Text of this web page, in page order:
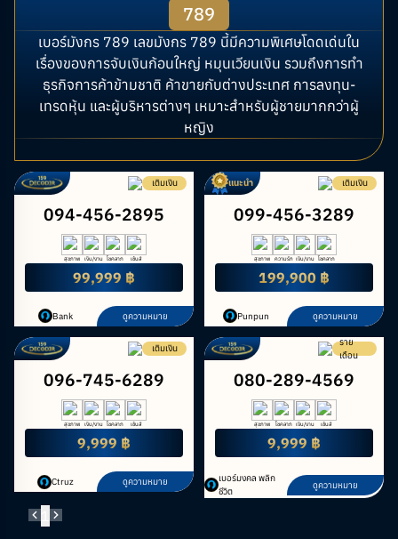
789
เบอร์มังกร 789 เลขมังกร 789 นี้มีความพิเศษโดดเด่นใน
เรื่องของการจับเงินก้อนใหญ่ หมุนเวียนเงิน รวมถึงการทำ
ธุรกิจการค้าข้ามชาติ ค้าขายกับต่างประเทศ การลงทุน-
เทรดหุ้น และผู้บริหารต่างๆ เหมาะสำหรับผู้ชายมากกว่าผู้
หญิง
เติมเงิน
094-456-2895
สุขภาพ เงิน/งาน โชคลาภ เซ้นส์
99,999 ฿
Bank ดูความหมาย
แนะนำ เติมเงิน
099-456-3289
สุขภาพ ความรัก เงิน/งาน โชคลาภ
199,900 ฿
Punpun ดูความหมาย
เติมเงิน
096-745-6289
สุขภาพ เงิน/งาน โชคลาภ เซ้นส์
9,999 ฿
Ctruz ดูความหมาย
ราย
เดือน
080-289-4569
สุขภาพ โชคลาภ เงิน/งาน เซ้นส์
9,999 ฿
เบอร์มงคล พลิก
ชีวิต
ดูความหมาย